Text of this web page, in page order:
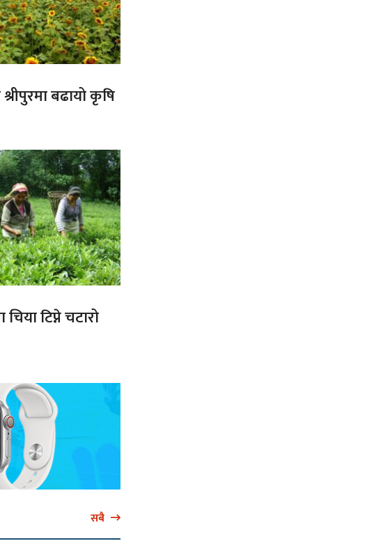
बढायो कृषि
टिप्ने चटारो
सबै